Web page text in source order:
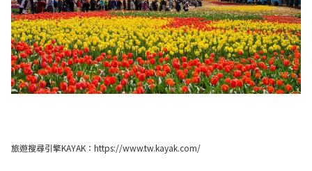
旅遊搜尋引擎KAYAK： https://www.tw.kayak.com/